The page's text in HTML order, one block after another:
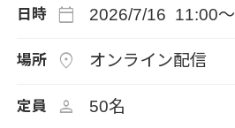
日時 calendar_today 2026/7/16 11:00～
場所 location_on オンライン配信
定員 person 50名